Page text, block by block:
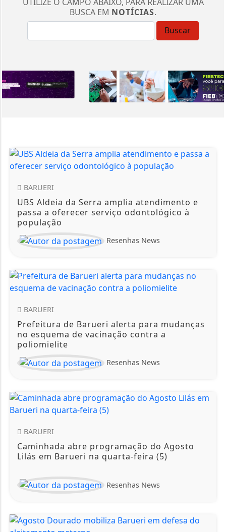
BUSCA EM NOTÍCIAS.
Buscar
BARUERI
UBS Aldeia da Serra amplia atendimento e
passa a oferecer serviço odontológico à
população
Resenhas News
BARUERI
Prefeitura de Barueri alerta para mudanças
no esquema de vacinação contra a
poliomielite
Resenhas News
BARUERI
Caminhada abre programação do Agosto
Lilás em Barueri na quarta-feira (5)
Resenhas News